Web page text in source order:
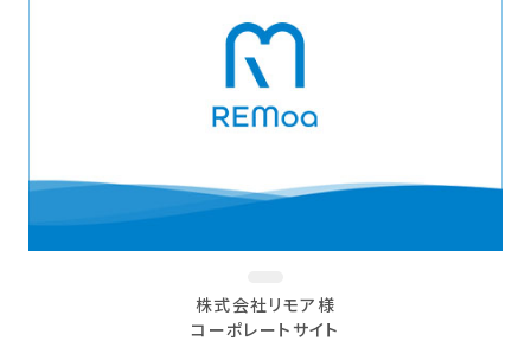
株式会社リモア様
コーポレートサイト